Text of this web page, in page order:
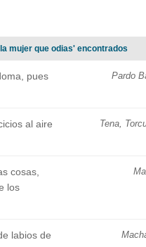
mujer que odias' encontrados
Pardo
pues
Tena,
al aire
cosas,
los
labios de